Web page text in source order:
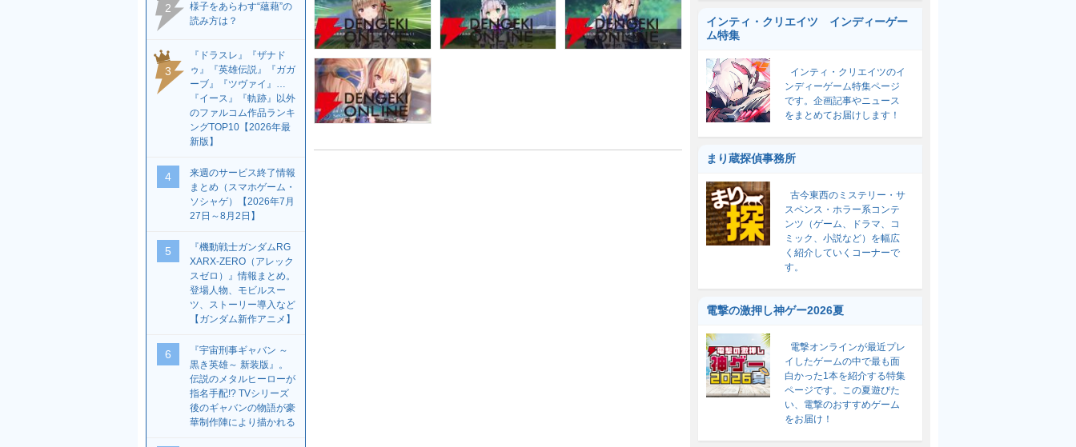
2
様子をあらわす“蘊藉”の
読み方は？
3
『ドラスレ』『ザナド
ゥ』『英雄伝説』『ガガ
ーブ』『ツヴァイ』…
『イース』『軌跡』以外
のファルコム作品ランキ
ングTOP10【2026年最
新版】
4
来週のサービス終了情報
まとめ（スマホゲーム・
ソシャゲ）【2026年7月
27日～8月2日】
5
『機動戦士ガンダムRG
XARX-ZERO（アレック
スゼロ）』情報まとめ。
登場人物、モビルスー
ツ、ストーリー導入など
【ガンダム新作アニメ】
6
『宇宙刑事ギャバン ～
黒き英雄～ 新装版』。
伝説のメタルヒーローが
指名手配!? TVシリーズ
後のギャバンの物語が豪
華制作陣により描かれる
インティ・クリエイツ インディーゲー
ム特集
インティ・クリエイツのイ
ンディーゲーム特集ページ
です。企画記事やニュース
をまとめてお届けします！
まり蔵探偵事務所
古今東西のミステリー・サ
スペンス・ホラー系コンテ
ンツ（ゲーム、ドラマ、コ
ミック、小説など）を幅広
く紹介していくコーナーで
す。
電撃の激押し神ゲー2026夏
電撃オンラインが最近プレ
イしたゲームの中で最も面
白かった1本を紹介する特集
ページです。この夏遊びた
い、電撃のおすすめゲーム
をお届け！